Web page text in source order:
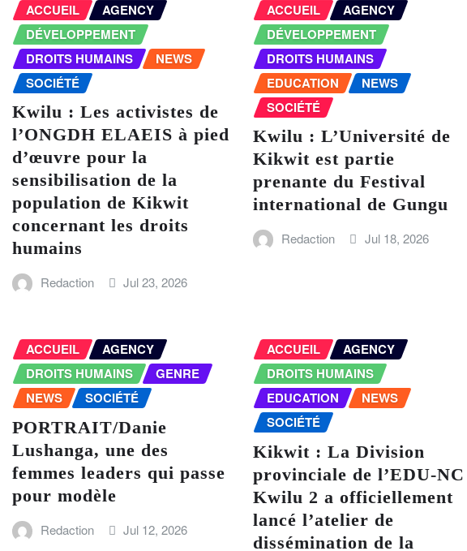
ACCUEIL
AGENCY
DÉVELOPPEMENT
DROITS HUMAINS
NEWS
SOCIÉTÉ
Kwilu : Les activistes de
l’ONGDH ELAEIS à pied
d’œuvre pour la
sensibilisation de la
population de Kikwit
concernant les droits
humains
Redaction Jul 23, 2026
ACCUEIL
AGENCY
DÉVELOPPEMENT
DROITS HUMAINS
EDUCATION
NEWS
SOCIÉTÉ
Kwilu : L’Université de
Kikwit est partie
prenante du Festival
international de Gungu
Redaction Jul 18, 2026
ACCUEIL
AGENCY
DROITS HUMAINS
GENRE
NEWS
SOCIÉTÉ
PORTRAIT/Danie
Lushanga, une des
femmes leaders qui passe
pour modèle
Redaction Jul 12, 2026
ACCUEIL
AGENCY
DROITS HUMAINS
EDUCATION
NEWS
SOCIÉTÉ
Kikwit : La Division
provinciale de l’EDU-NC
Kwilu 2 a officiellement
lancé l’atelier de
dissémination de la